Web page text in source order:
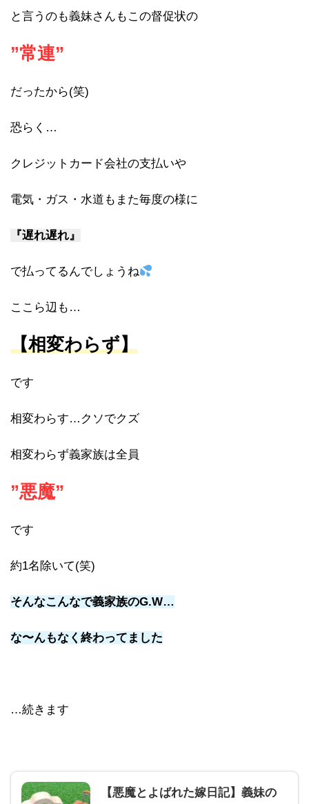
と言うのも義妹さんもこの督促状の
”常連”
だったから(笑)
恐らく…
クレジットカード会社の支払いや
電気・ガス・水道もまた毎度の様に
『遅れ遅れ』
で払ってるんでしょうね
ここら辺も…
【相変わらず】
です
相変わらす…クソでクズ
相変わらず義家族は全員
”悪魔”
です
約1名除いて(笑)
そんなこんなで義家族のG.W…
な〜んもなく終わってました
…続きます
【悪魔とよばれた嫁日記】義妹の